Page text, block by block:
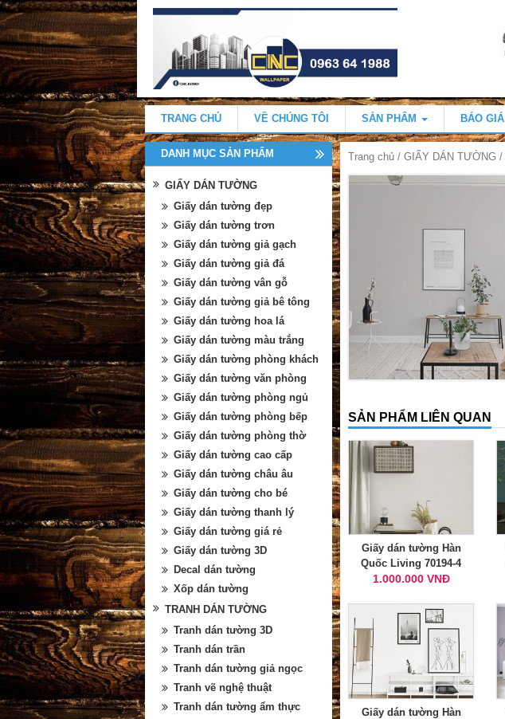
TRANG CHỦ VỀ CHÚNG TÔI SẢN PHẨM BÁO GIÁ
Trang chủ / GIẤY DÁN TƯỜNG /
SẢN PHẨM LIÊN QUAN
Giấy dán tường Hàn
Quốc Living 70194-4
1.000.000 VNĐ
Giấy dán tường Hàn
DANH MỤC SẢN PHẨM
GIẤY DÁN TƯỜNG
Giấy dán tường đẹp
Giấy dán tường trơn
Giấy dán tường giả gạch
Giấy dán tường giả đá
Giấy dán tường vân gỗ
Giấy dán tường giả bê tông
Giấy dán tường hoa lá
Giấy dán tường màu trắng
Giấy dán tường phòng khách
Giấy dán tường văn phòng
Giấy dán tường phòng ngủ
Giấy dán tường phòng bếp
Giấy dán tường phòng thờ
Giấy dán tường cao cấp
Giấy dán tường châu âu
Giấy dán tường cho bé
Giấy dán tường thanh lý
Giấy dán tường giá rẻ
Giấy dán tường 3D
Decal dán tường
Xốp dán tường
TRANH DÁN TƯỜNG
Tranh dán tường 3D
Tranh dán trần
Tranh dán tường giả ngọc
Tranh vẽ nghệ thuật
Tranh dán tường ẩm thực